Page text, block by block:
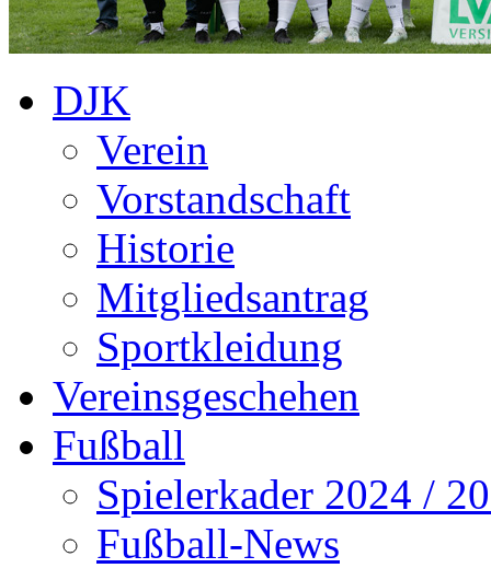
DJK
Verein
Vorstandschaft
Historie
Mitgliedsantrag
Sportkleidung
Vereinsgeschehen
Fußball
Spielerkader 2024 /
Fußball-News